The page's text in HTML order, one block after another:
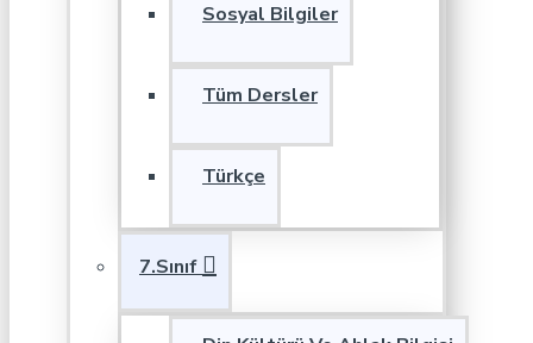
Sosyal Bilgiler
Tüm Dersler
Türkçe
7.Sınıf